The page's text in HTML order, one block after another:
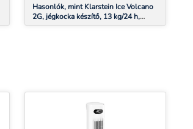
Hasonlók, mint Klarstein Ice Volcano
2G, jégkocka készítő, 13 kg/24 h,
jékockagyártó, LED, ezüst